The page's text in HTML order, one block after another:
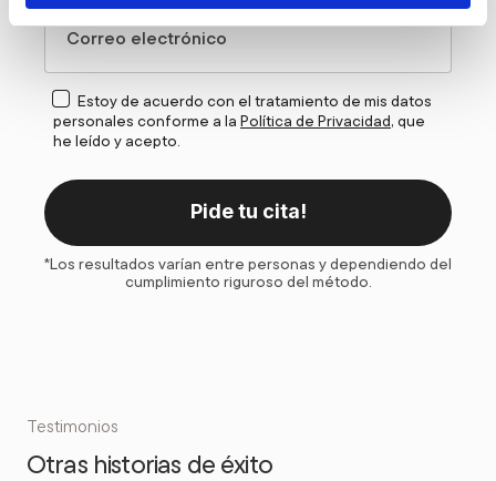
Correo electrónico
Estoy de acuerdo con el tratamiento de mis datos
personales conforme a la Política de Privacidad, que
he leído y acepto.
Pide tu cita!
*Los resultados varían entre personas y dependiendo del
cumplimiento riguroso del método.
Testimonios
Otras historias de éxito